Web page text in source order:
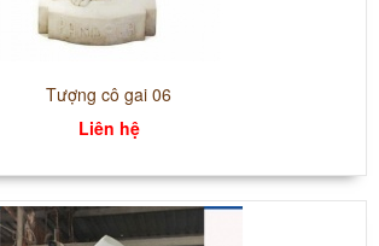
Tượng cô gai 06
Liên hệ